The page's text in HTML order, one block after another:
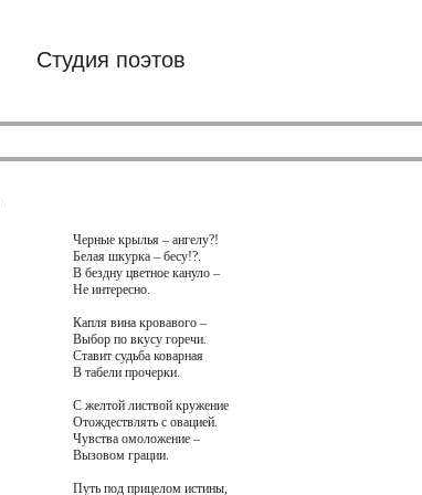
Студия поэтов
Черные крылья – ангелу?!
Белая шкурка – бесу!?.
В бездну цветное кануло –
Не интересно.
Капля вина кровавого –
Выбор по вкусу горечи.
Ставит судьба коварная
В табели прочерки.
С желтой листвой кружение
Отождествлять с овацией.
Чувства омоложение –
Вызовом грации.
Путь под прицелом истины,